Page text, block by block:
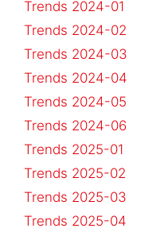
Trends 2024-01
Trends 2024-02
Trends 2024-03
Trends 2024-04
Trends 2024-05
Trends 2024-06
Trends 2025-01
Trends 2025-02
Trends 2025-03
Trends 2025-04